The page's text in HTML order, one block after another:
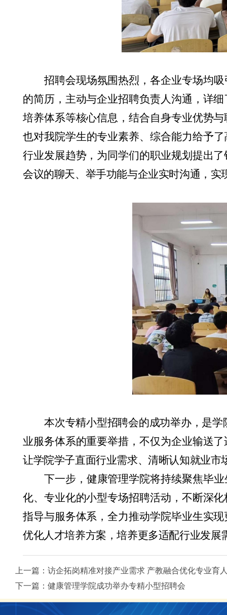
招聘会现场氛围热烈，各企业专场均
的简历，主动与企业招聘负责人沟通，详
培养体系等核心信息，结合自身专业优势
也对我院学生的专业素养、综合能力给予
行业发展趋势，为 同学们的职业规划提出
会议的聊天、举手功能与企业实时沟通，实
本次专精小型招聘会的成功举办，是
业服务体系的重要举措，不仅为企业输送
让学院学子直面行业需求、清晰认知就业
下一步，健康管理学院将持续聚焦毕
化、专业化的小型专场招聘活动，不断深
指导与服务体系，全力推动学院毕业生实
优化人才培养方案，培养更多适配行业发展
上一篇： 访企拓岗精准对接产业需求 产教融合优化专业
下一篇： 健康管理学院成功举办专精小型招聘会